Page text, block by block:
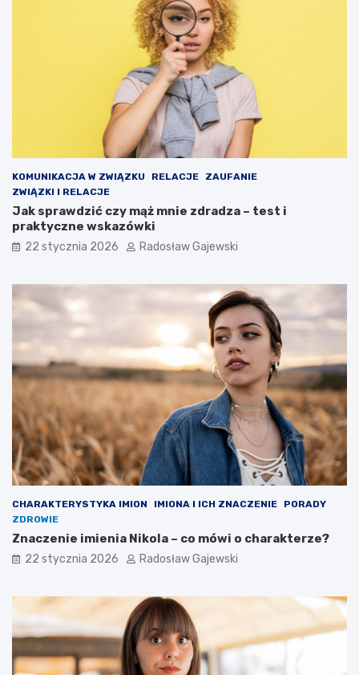
KOMUNIKACJA W ZWIĄZKU RELACJE
ZAUFANIE
ZWIĄZKI I RELACJE
Jak sprawdzić czy mąż mnie zdradza – test i
praktyczne wskazówki
22 stycznia 2026 Radosław Gajewski
CHARAKTERYSTYKA IMION IMIONA I ICH ZNACZENIE
PORADY
ZDROWIE
Znaczenie imienia Nikola – co mówi o charakterze?
22 stycznia 2026 Radosław Gajewski